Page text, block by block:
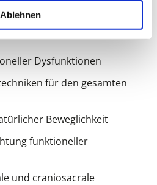
Ablehnen
Dysfunktionen
für den gesamten
Beweglichkeit
funktioneller
und craniosacrale